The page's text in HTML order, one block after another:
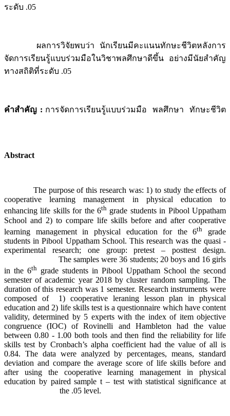
ระดับ .05
ผลการวิจัยพบว่า นักเรียนมีคะแนนทักษะชีวิตหลังการ
จัดการเรียนรู้แบบร่วมมือในวิชาพลศึกษาดีขึ้น อย่างมีนัยสำคัญ
ทางสถิติที่ระดับ .05
คำสำคัญ : การจัดการเรียนรู้แบบร่วมมือ พลศึกษา ทักษะชีวิต
Abstract
The purpose of this research was: 1) to study the effects of
cooperative learning management in physical education to
enhancing life skills for the 6th grade students in Pibool Uppatham
School and 2) to compare life skills before and after cooperative
learning management in physical education for the 6th
grade
students in Pibool Uppatham School. This research was the quasi -
experimental research; one group: pretest – posttest design.
The samples were 36 students; 20 boys and 16 girls
in the 6th grade students in Pibool Uppatham School the second
semester of academic year 2018 by cluster random sampling. The
duration of this research was 1 semester. Research instruments were
composed of 1) cooperative leraning lesson plan in physical
education and 2) life skills test is a questionnaire which have content
validity, determined by 5 experts with the index of item objective
congruence (IOC) of Rovinelli and Hambleton had the value
between 0.80 - 1.00 both tools and then find the reliability for life
skills test by Cronbach’s alpha coefficient had the value of all is
0.84. The data were analyzed by percentages, means, standard
deviation and compare the average score of life skills before and
after using the cooperative learning management in physical
education by paired sample t – test with statistical significance at
the .05 level.